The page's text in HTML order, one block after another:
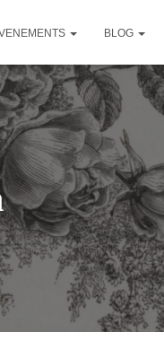
BLOG